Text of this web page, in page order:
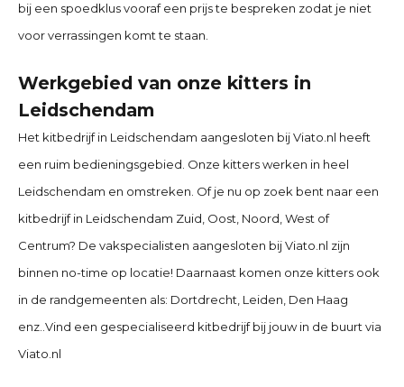
bij een spoedklus vooraf een prijs te bespreken zodat je niet
voor verrassingen komt te staan.
Werkgebied van onze kitters in
Leidschendam
Het kitbedrijf in Leidschendam aangesloten bij Viato.nl heeft
een ruim bedieningsgebied. Onze kitters werken in heel
Leidschendam en omstreken. Of je nu op zoek bent naar een
kitbedrijf in Leidschendam Zuid, Oost, Noord, West of
Centrum? De vakspecialisten aangesloten bij Viato.nl zijn
binnen no-time op locatie! Daarnaast komen onze kitters ook
in de randgemeenten als: Dortdrecht, Leiden, Den Haag
enz..Vind een gespecialiseerd kitbedrijf bij jouw in de buurt via
Viato.nl